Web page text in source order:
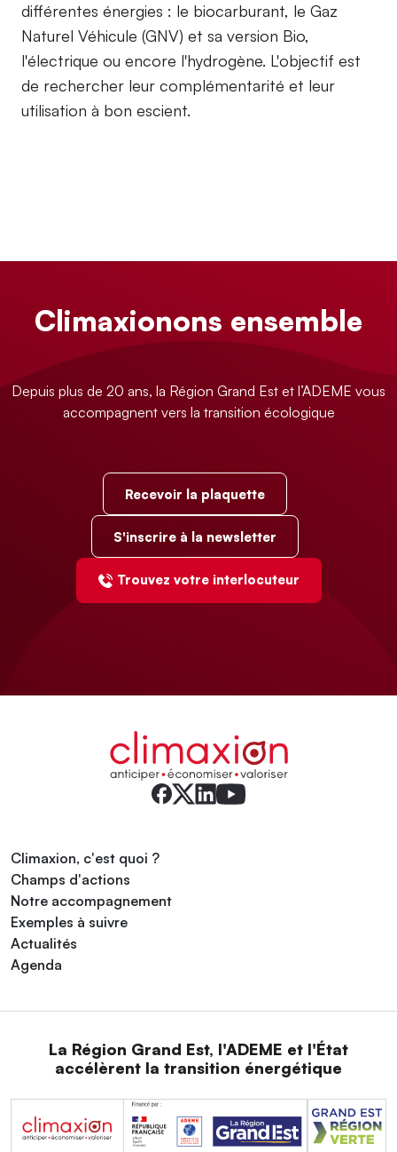
différentes énergies : le biocarburant, le Gaz
Naturel Véhicule (GNV) et sa version Bio,
l'électrique ou encore l'hydrogène. L'objectif est
de rechercher leur complémentarité et leur
utilisation à bon escient.
Climaxionons ensemble
Depuis plus de 20 ans, la Région Grand Est et l’ADEME vous
accompagnent vers la transition écologique
Recevoir la plaquette
S'inscrire à la newsletter
Trouvez votre interlocuteur
Climaxion, c'est quoi ?
Champs d'actions
Notre accompagnement
Exemples à suivre
Actualités
Agenda
La Région Grand Est, l'ADEME et l'État
accélèrent la transition énergétique